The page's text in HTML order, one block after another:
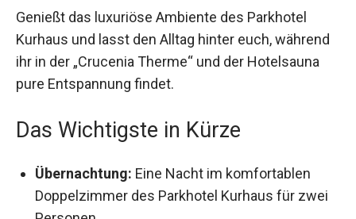
Genießt das luxuriöse Ambiente des Parkhotel
Kurhaus und lasst den Alltag hinter euch,
während ihr in der „Crucenia Therme“ und der
Hotelsauna pure Entspannung findet.
Das Wichtigste in Kürze
Übernachtung:
Eine Nacht im komfortablen
Doppelzimmer des Parkhotel Kurhaus für zwei
Personen.